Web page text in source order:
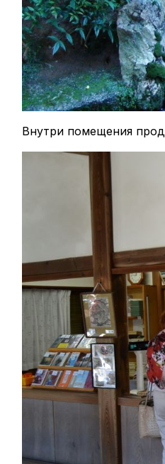
Внутри помещения